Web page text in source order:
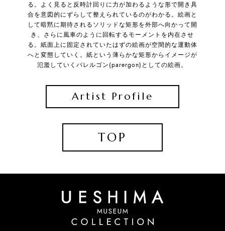
る。よく見ると反時計回りに力が加わるような形で開き具
合を意図的にずらして整えられているのがわかる。絵画と
して暗黙に期待されるソリッドな矩形を外部へ向かって開
き、さらに風車のように回転するモーメントを内在させ
る。紙面上に固定されていたはずの絵画が空間的な運動体
へと変態していく。紙という薄らかな矩形からイメージが
氾濫していくパレルゴン(parergon)としての絵画。
Artist Profile
TOP